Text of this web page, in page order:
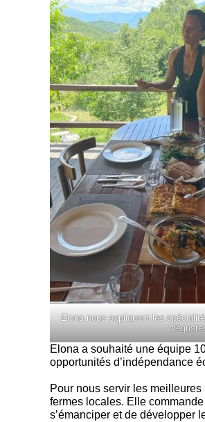
Elona nous expliquant les
déguster
Elona a souhaité une équipe
opportunités d’indépendance
Pour nous servir les
fermes locales. Elle
s’émanciper et de développer